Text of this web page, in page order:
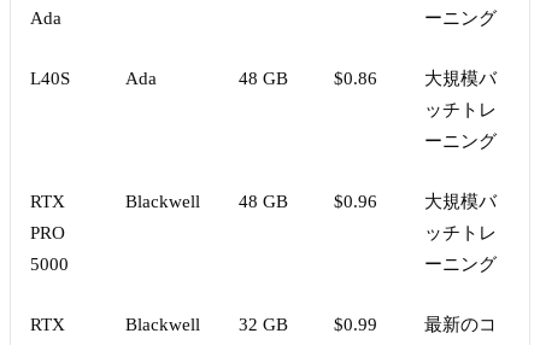
Ada
ーニング
L40S Ada 48 GB $0.86
大規模バ
ッチトレ
ーニング
RTX
PRO
5000
Blackwell 48 GB $0.96
大規模バ
ッチトレ
ーニング
RTX
Blackwell 32 GB $0.99
最新のコ